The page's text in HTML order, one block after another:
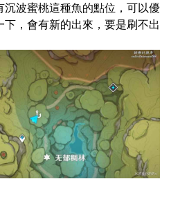
波蜜桃這種魚的點位，可以優
，會有新的出來，要是刷不出